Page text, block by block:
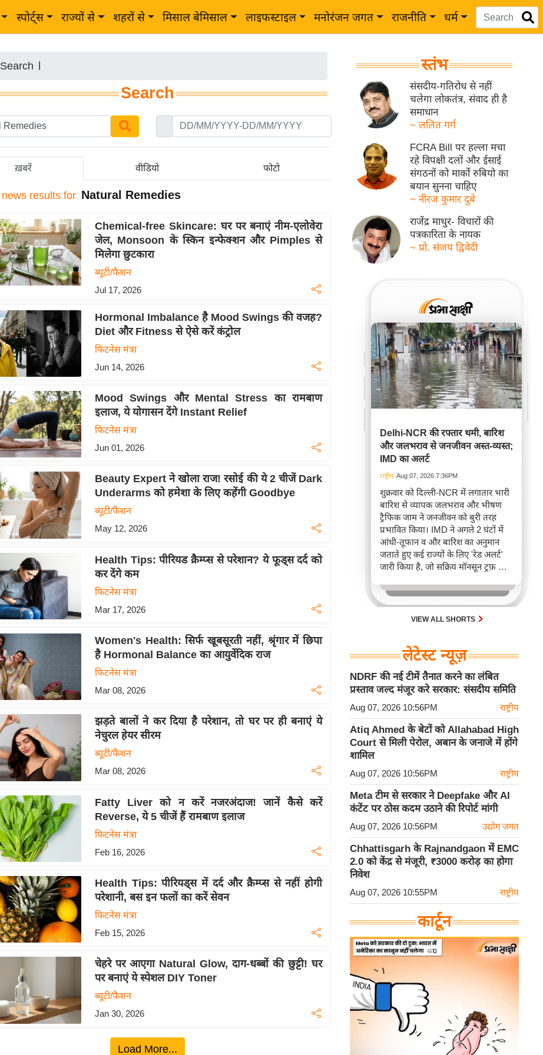
स्पोर्ट्स राज्यों से शहरों से मिसाल बेमिसाल लाइफस्टाइल मनोरंजन जगत राजनीति धर्म
Search
Search
ख़बरें वीडियो फोटो
news results for Natural Remedies
Chemical-free Skincare: घर पर बनाएं नीम-एलोवेरा
जेल, Monsoon के स्किन इन्फेक्शन और Pimples से
मिलेगा छुटकारा
ब्यूटी/फैशन
Jul 17, 2026
Hormonal Imbalance है Mood Swings की वजह?
Diet और Fitness से ऐसे करें कंट्रोल
फिटनेस मंत्रा
Jun 14, 2026
Mood Swings और Mental Stress का रामबाण
इलाज, ये योगासन देंगे Instant Relief
फिटनेस मंत्रा
Jun 01, 2026
Beauty Expert ने खोला राज! रसोई की ये 2 चीजें Dark
Underarms को हमेशा के लिए कहेंगी Goodbye
ब्यूटी/फैशन
May 12, 2026
Health Tips: पीरियड क्रैम्प्स से परेशान? ये फूड्स दर्द को
कर देंगे कम
फिटनेस मंत्रा
Mar 17, 2026
Women's Health: सिर्फ खूबसूरती नहीं, श्रृंगार में छिपा
है Hormonal Balance का आयुर्वेदिक राज
फिटनेस मंत्रा
Mar 08, 2026
झड़ते बालों ने कर दिया है परेशान, तो घर पर ही बनाएं ये
नेचुरल हेयर सीरम
ब्यूटी/फैशन
Mar 08, 2026
Fatty Liver को न करें नजरअंदाज! जानें कैसे करें
Reverse, ये 5 चीजें हैं रामबाण इलाज
फिटनेस मंत्रा
Feb 16, 2026
Health Tips: पीरियड्स में दर्द और क्रैम्प्स से नहीं होगी
परेशानी, बस इन फलों का करें सेवन
फिटनेस मंत्रा
Feb 15, 2026
चेहरे पर आएगा Natural Glow, दाग-धब्बों की छुट्टी! घर
पर बनाएं ये स्पेशल DIY Toner
ब्यूटी/फैशन
Jan 30, 2026
Load More...
स्तंभ
संसदीय-गतिरोध से नहीं
चलेगा लोकतंत्र, संवाद ही है
समाधान
~ ललित गर्ग
FCRA Bill पर हल्ला मचा
रहे विपक्षी दलों और ईसाई
संगठनों को मार्को रुबियो का
बयान सुनना चाहिए
~ नीरज कुमार दुबे
राजेंद्र माथुर- विचारों की
पत्रकारिता के नायक
~ प्रो. संजय द्विवेदी
Delhi-NCR की रफ्तार थमी, बारिश
और जलभराव से जनजीवन अस्त-व्यस्त;
IMD का अलर्ट
राष्ट्रीय Aug 07, 2026 7:36PM
शुक्रवार को दिल्ली-NCR में लगातार भारी
बारिश से व्यापक जलभराव और भीषण
ट्रैफिक जाम ने जनजीवन को बुरी तरह
प्रभावित किया। IMD ने अगले 2 घंटों में
आंधी-तूफान व और बारिश का अनुमान
जताते हुए कई राज्यों के लिए 'रेड अलर्ट'
जारी किया है, जो सक्रिय मॉनसून ट्रफ़ और
जिससे यातायात बाधित होने के साथ-साथ
सफदरजंग अस्पताल में भी जलभराव की
स्थिति बनी।VIEW ALL SHORTS
लेटेस्ट न्यूज़
NDRF की नई टीमें तैनात करने का लंबित
प्रस्ताव जल्द मंजूर करे सरकार: संसदीय समिति
Aug 07, 2026 10:56PM राष्ट्रीय
Atiq Ahmed के बेटों को Allahabad High
Court से मिली पेरोल, अबान के जनाजे में होंगे
शामिल
Aug 07, 2026 10:56PM राष्ट्रीय
Meta टीम से सरकार ने Deepfake और AI
कंटेंट पर ठोस कदम उठाने की रिपोर्ट मांगी
Aug 07, 2026 10:56PM उद्योग जगत
Chhattisgarh के Rajnandgaon में EMC
2.0 को केंद्र से मंजूरी, ₹3000 करोड़ का होगा
निवेश
Aug 07, 2026 10:55PM राष्ट्रीय
कार्टून